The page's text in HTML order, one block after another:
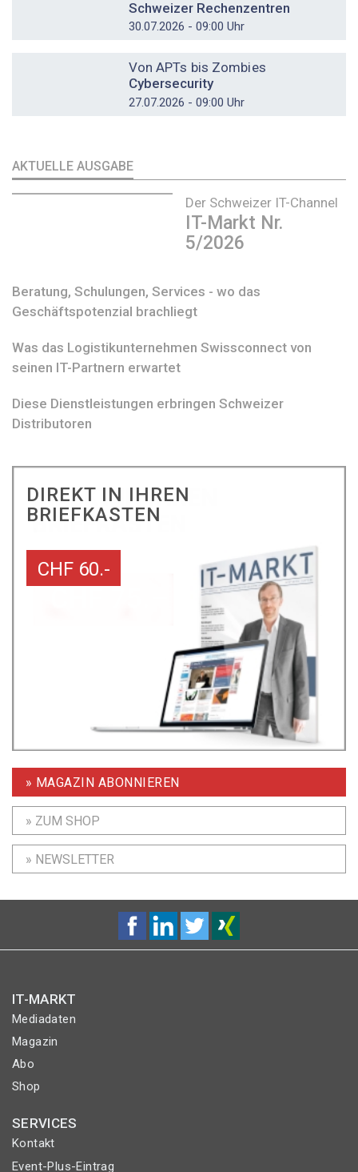
Schweizer Rechenzentren
30.07.2026 - 09:00 Uhr
Von APTs bis Zombies
Cybersecurity
27.07.2026 - 09:00 Uhr
AKTUELLE AUSGABE
Der Schweizer IT-Channel
IT-Markt Nr.
5/2026
Beratung, Schulungen, Services - wo das
Geschäftspotenzial brachliegt
Was das Logistikunternehmen Swissconnect von
seinen IT-Partnern erwartet
Diese Dienstleistungen erbringen Schweizer
Distributoren
DIREKT IN IHREN
BRIEFKASTEN
CHF 60.-
» MAGAZIN ABONNIEREN
» ZUM SHOP
» NEWSLETTER
IT-MARKT
Mediadaten
Magazin
Abo
Shop
SERVICES
Kontakt
Event-Plus-Eintrag